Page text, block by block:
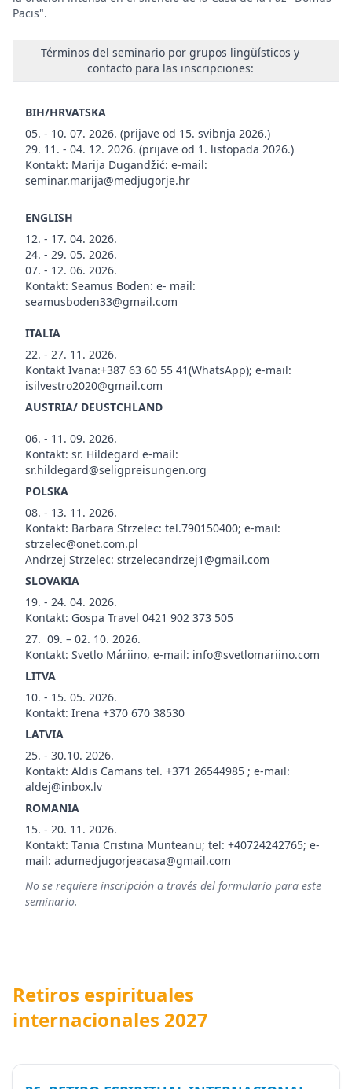
Pacis".
Términos del seminario por grupos lingüísticos y
contacto para las inscripciones:
BIH/HRVATSKA
05. - 10. 07. 2026. (prijave od 15. svibnja 2026.)
29. 11. - 04. 12. 2026. (prijave od 1. listopada 2026.)
Kontakt: Marija Dugandžić: e-mail:
seminar.marija@medjugorje.hr
ENGLISH
12. - 17. 04. 2026.
24. - 29. 05. 2026.
07. - 12. 06. 2026.
Kontakt: Seamus Boden: e- mail:
seamusboden33@gmail.com
ITALIA
22. - 27. 11. 2026.
Kontakt Ivana:+387 63 60 55 41(WhatsApp); e-mail:
isilvestro2020@gmail.com
AUSTRIA/ DEUSTCHLAND
06. - 11. 09. 2026.
Kontakt: sr. Hildegard e-mail:
sr.hildegard@seligpreisungen.org
POLSKA
08. - 13. 11. 2026.
Kontakt: Barbara Strzelec: tel.790150400; e-mail:
strzelec@onet.com.pl
Andrzej Strzelec: strzelecandrzej1@gmail.com
SLOVAKIA
19. - 24. 04. 2026.
Kontakt: Gospa Travel 0421 902 373 505
27. 09. – 02. 10. 2026.
Kontakt: Svetlo Máriino, e-mail: info@svetlomariino.com
LITVA
10. - 15. 05. 2026.
Kontakt: Irena +370 670 38530
LATVIA
25. - 30.10. 2026.
Kontakt: Aldis Camans tel. +371 26544985 ; e-mail:
aldej@inbox.lv
ROMANIA
15. - 20. 11. 2026.
Kontakt: Tania Cristina Munteanu; tel: +40724242765; e-
mail: adumedjugorjeacasa@gmail.com
No se requiere inscripción a través del formulario para este
seminario.
Retiros espirituales
internacionales 2027